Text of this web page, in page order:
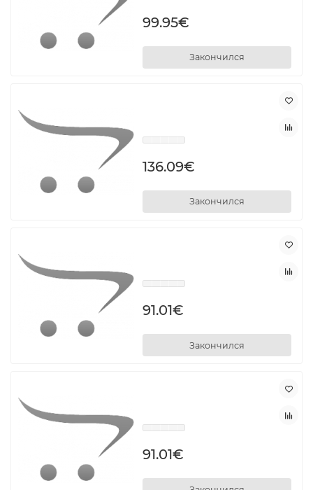
99.95€
Закончился
136.09€
Закончился
91.01€
Закончился
91.01€